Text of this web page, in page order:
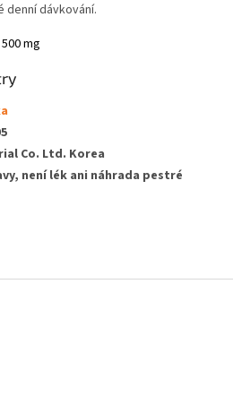
dávkování.
mg
Co. Ltd. Korea
není lék ani náhrada pestré